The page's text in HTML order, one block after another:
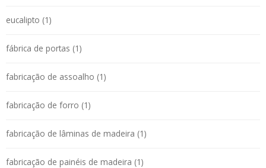
eucalipto (1)
fábrica de portas (1)
fabricação de assoalho (1)
fabricação de forro (1)
fabricação de lâminas de madeira (1)
fabricação de painéis de madeira (1)